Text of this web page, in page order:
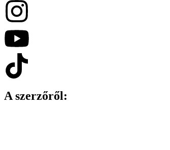
A szerzőről: